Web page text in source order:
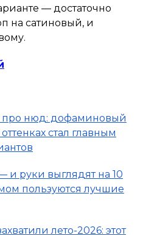
— достаточно
на сатиновый, и
про нюд: дофаминовый
стал главным
и руки выглядят на 10
пользуются лучшие
лето-2026: этот